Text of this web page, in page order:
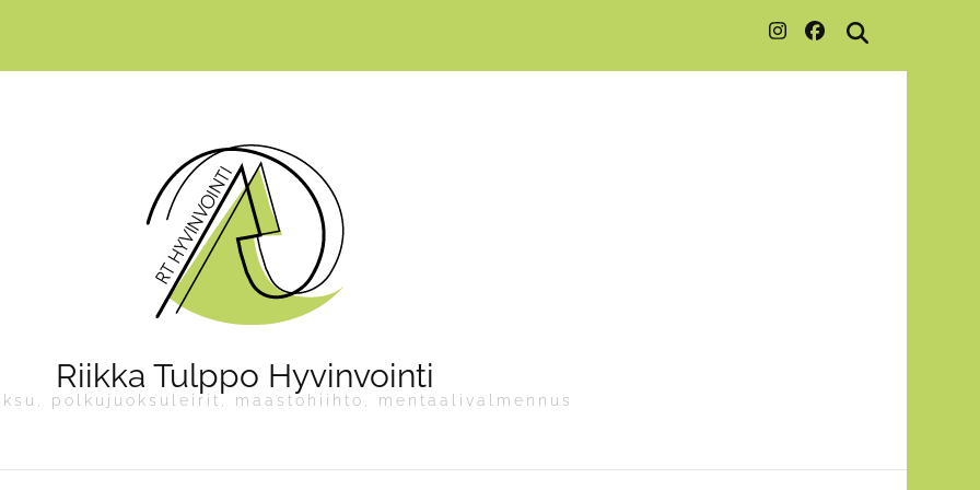
Riikka Tulppo Hyvinvointi
polkujuoksuleirit, maastohiihto, mentaalivalmennus